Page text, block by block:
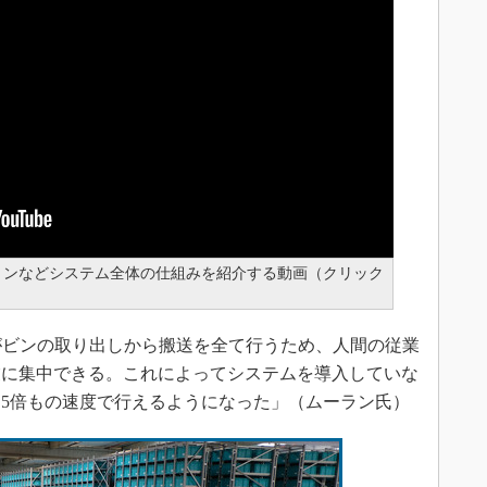
などシステム全体の仕組みを紹介する動画（クリック
ンの取り出しから搬送を全て行うため、人間の従業
集中できる。これによってシステムを導入していな
もの速度で行えるようになった」（ムーラン氏）